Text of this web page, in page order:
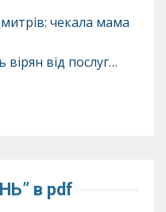
чекала мама
від послуг…
в pdf